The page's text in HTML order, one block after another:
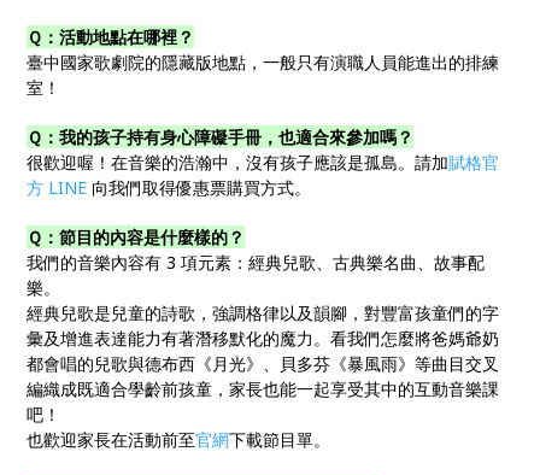
Ｑ：活動地點在哪裡？
臺中國家歌劇院的隱藏版地點，一般只有演職人員能進出的排練
室！
Ｑ：我的孩子持有身心障礙手冊，也適合來參加嗎？
很歡迎喔！在音樂的浩瀚中，沒有孩子應該是孤島。請加賦格官
方 LINE 向我們取得優惠票購買方式。
Ｑ：節目的內容是什麼樣的？
我們的音樂內容有 3 項元素：經典兒歌、古典樂名曲、故事配
樂。
經典兒歌是兒童的詩歌，強調格律以及韻腳，對豐富孩童們的字
彙及增進表達能力有著潛移默化的魔力。看我們怎麼將爸媽爺奶
都會唱的兒歌與德布西《月光》、貝多芬《暴風雨》等曲目交叉
編織成既適合學齡前孩童，家長也能一起享受其中的互動音樂課
吧！
也歡迎家長在活動前至官網下載節目單。